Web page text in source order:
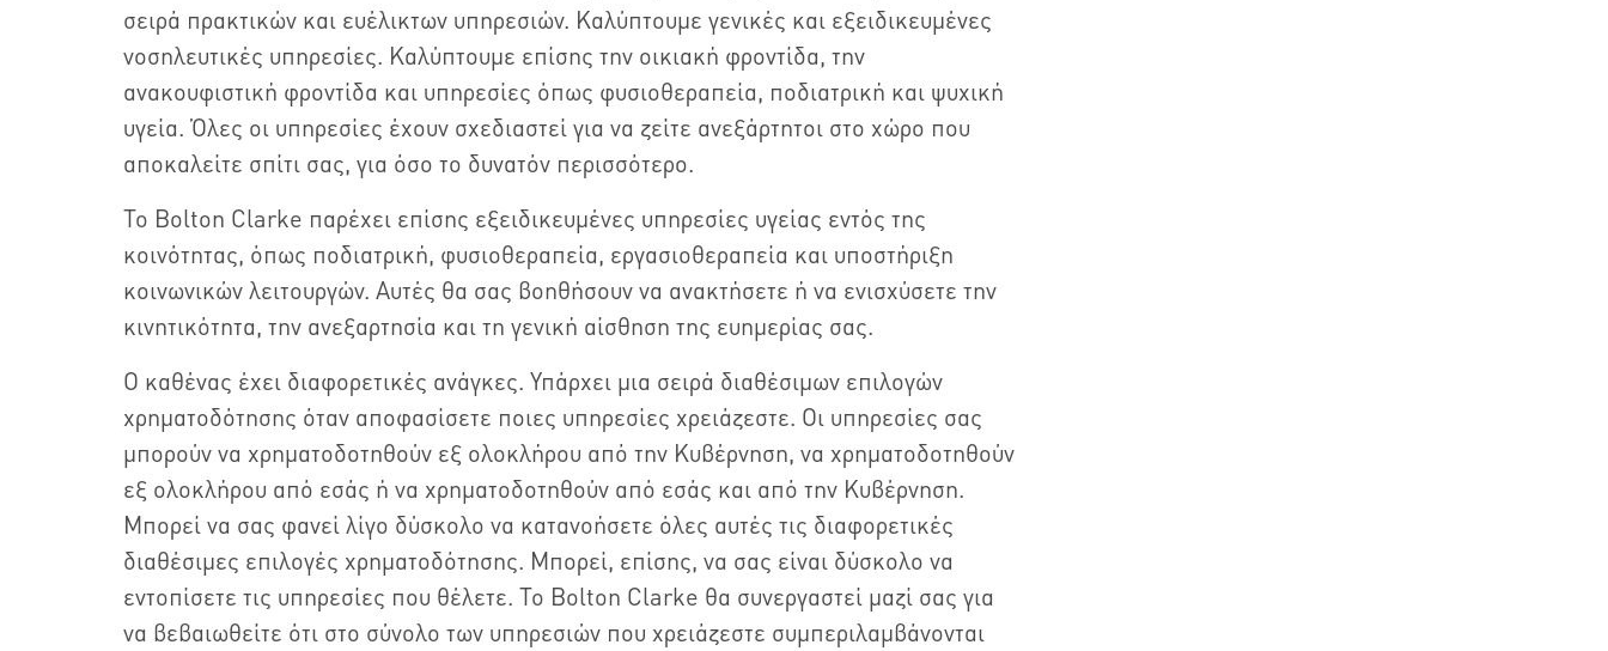
σειρά πρακτικών και ευέλικτων υπηρεσιών. Καλύπτουμε γενικές και εξειδικευμένες
νοσηλευτικές υπηρεσίες. Καλύπτουμε επίσης την οικιακή φροντίδα, την
ανακουφιστική φροντίδα και υπηρεσίες όπως φυσιοθεραπεία, ποδιατρική και ψυχική
υγεία. Όλες οι υπηρεσίες έχουν σχεδιαστεί για να ζείτε ανεξάρτητοι στο χώρο που
αποκαλείτε σπίτι σας, για όσο το δυνατόν περισσότερο.
Το Bolton Clarke παρέχει επίσης εξειδικευμένες υπηρεσίες υγείας εντός της
κοινότητας, όπως ποδιατρική, φυσιοθεραπεία, εργασιοθεραπεία και υποστήριξη
κοινωνικών λειτουργών. Αυτές θα σας βοηθήσουν να ανακτήσετε ή να ενισχύσετε την
κινητικότητα, την ανεξαρτησία και τη γενική αίσθηση της ευημερίας σας.
Ο καθένας έχει διαφορετικές ανάγκες. Υπάρχει μια σειρά διαθέσιμων επιλογών
χρηματοδότησης όταν αποφασίσετε ποιες υπηρεσίες χρειάζεστε. Οι υπηρεσίες σας
μπορούν να χρηματοδοτηθούν εξ ολοκλήρου από την Κυβέρνηση, να χρηματοδοτηθούν
εξ ολοκλήρου από εσάς ή να χρηματοδοτηθούν από εσάς και από την Κυβέρνηση.
Μπορεί να σας φανεί λίγο δύσκολο να κατανοήσετε όλες αυτές τις διαφορετικές
διαθέσιμες επιλογές χρηματοδότησης. Μπορεί, επίσης, να σας είναι δύσκολο να
εντοπίσετε τις υπηρεσίες που θέλετε. Το Bolton Clarke θα συνεργαστεί μαζί σας για
να βεβαιωθείτε ότι στο σύνολο των υπηρεσιών που χρειάζεστε συμπεριλαμβάνονται